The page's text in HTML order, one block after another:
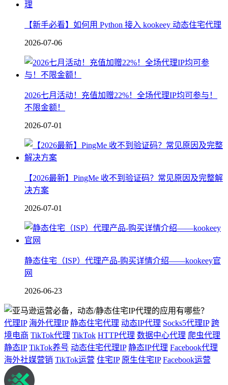
【新手必看】如何用 Python 接入 kookeey 动态住宅代理
2026-07-06
2026七月活动！充值加赠22%！全场代理IP均可参与！
不限金额！
2026-07-01
【2026最新】PingMe 收不到验证码？常见原因及完整解
决方案
2026-07-01
静态住宅（ISP）代理产品-购买详情介绍——kookeey官
网
2026-06-23
代理IP 海外代理IP 静态住宅代理 动态IP代理 Socks5代理IP 跨
境电商 TikTok代理 TikTok HTTP代理 数据中心代理 爬虫代理
静态IP TikTok养号 动态住宅代理IP 静态IP代理 Facebook代理
海外社媒营销 TikTok运营 住宅IP 原生住宅IP Facebook运营